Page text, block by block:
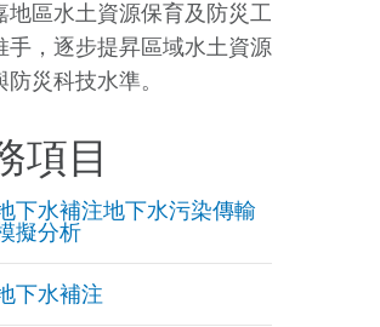
地區水土資源保育及防災工
手，逐步提昇區域水土資源
防災科技水準。
項目
下水補注地下水污染傳輸
擬分析
下水補注